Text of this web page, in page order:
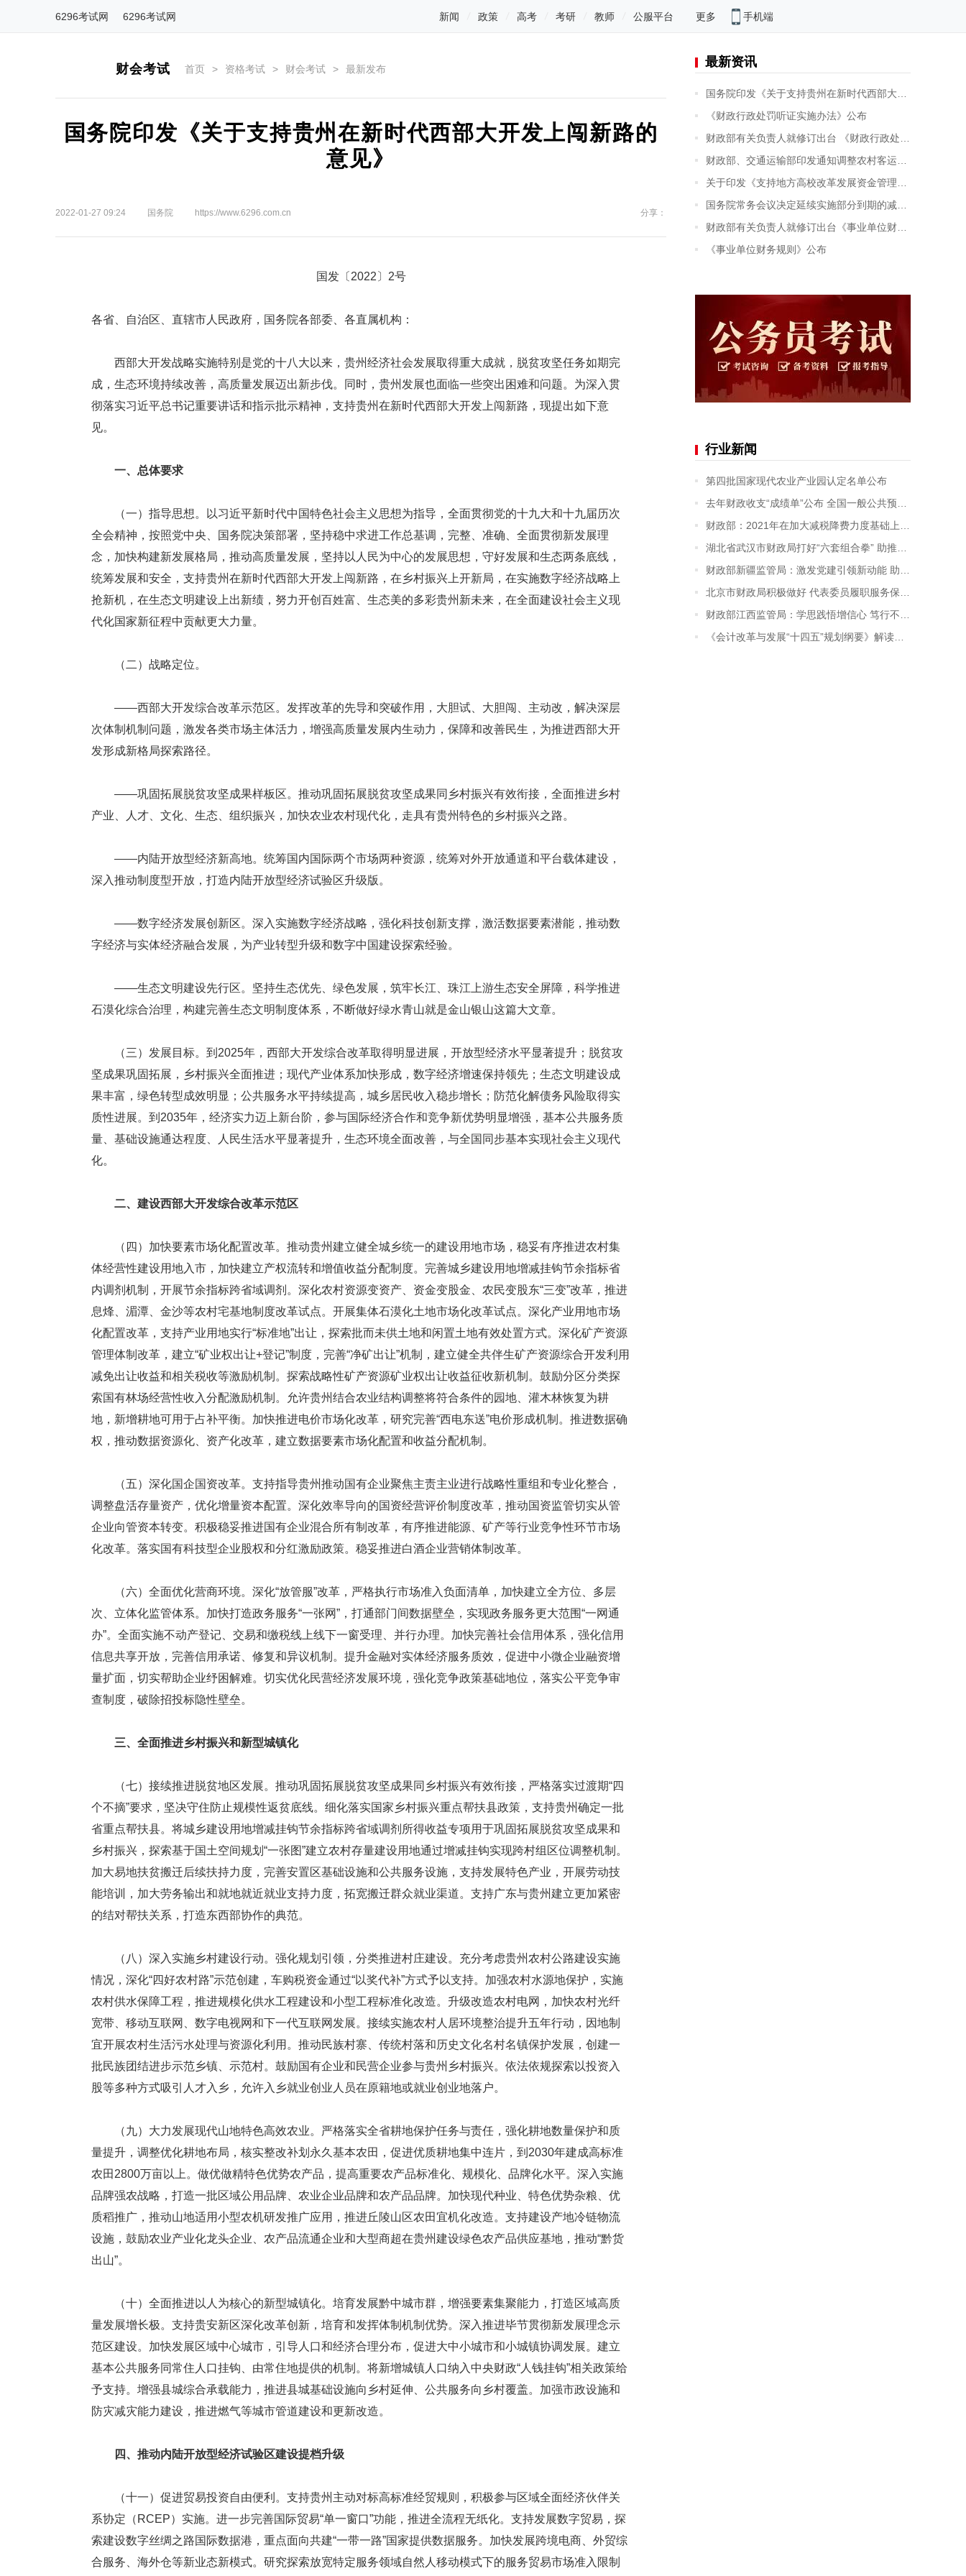
6296考试网 6296考试网 新闻 政策 高考 考研 教师 公服平台 更多 手机端
财会考试 首页 > 资格考试 > 财会考试 > 最新发布
国务院印发《关于支持贵州在新时代西部大开发上闯新路的
意见》
2022-01-27 09:24 国务院 https://www.6296.com.cn 分享：
国发〔2022〕2号
各省、自治区、直辖市人民政府，国务院各部委、各直属机构：
西部大开发战略实施特别是党的十八大以来，贵州经济社会发展取得重大成就，脱贫攻坚任务如期完
成，生态环境持续改善，高质量发展迈出新步伐。同时，贵州发展也面临一些突出困难和问题。为深入贯
彻落实习近平总书记重要讲话和指示批示精神，支持贵州在新时代西部大开发上闯新路，现提出如下意
见。
一、总体要求
（一）指导思想。以习近平新时代中国特色社会主义思想为指导，全面贯彻党的十九大和十九届历次
全会精神，按照党中央、国务院决策部署，坚持稳中求进工作总基调，完整、准确、全面贯彻新发展理
念，加快构建新发展格局，推动高质量发展，坚持以人民为中心的发展思想，守好发展和生态两条底线，
统筹发展和安全，支持贵州在新时代西部大开发上闯新路，在乡村振兴上开新局，在实施数字经济战略上
抢新机，在生态文明建设上出新绩，努力开创百姓富、生态美的多彩贵州新未来，在全面建设社会主义现
代化国家新征程中贡献更大力量。
（二）战略定位。
——西部大开发综合改革示范区。发挥改革的先导和突破作用，大胆试、大胆闯、主动改，解决深层
次体制机制问题，激发各类市场主体活力，增强高质量发展内生动力，保障和改善民生，为推进西部大开
发形成新格局探索路径。
——巩固拓展脱贫攻坚成果样板区。推动巩固拓展脱贫攻坚成果同乡村振兴有效衔接，全面推进乡村
产业、人才、文化、生态、组织振兴，加快农业农村现代化，走具有贵州特色的乡村振兴之路。
——内陆开放型经济新高地。统筹国内国际两个市场两种资源，统筹对外开放通道和平台载体建设，
深入推动制度型开放，打造内陆开放型经济试验区升级版。
——数字经济发展创新区。深入实施数字经济战略，强化科技创新支撑，激活数据要素潜能，推动数
字经济与实体经济融合发展，为产业转型升级和数字中国建设探索经验。
——生态文明建设先行区。坚持生态优先、绿色发展，筑牢长江、珠江上游生态安全屏障，科学推进
石漠化综合治理，构建完善生态文明制度体系，不断做好绿水青山就是金山银山这篇大文章。
（三）发展目标。到2025年，西部大开发综合改革取得明显进展，开放型经济水平显著提升；脱贫攻
坚成果巩固拓展，乡村振兴全面推进；现代产业体系加快形成，数字经济增速保持领先；生态文明建设成
果丰富，绿色转型成效明显；公共服务水平持续提高，城乡居民收入稳步增长；防范化解债务风险取得实
质性进展。到2035年，经济实力迈上新台阶，参与国际经济合作和竞争新优势明显增强，基本公共服务质
量、基础设施通达程度、人民生活水平显著提升，生态环境全面改善，与全国同步基本实现社会主义现代
化。
二、建设西部大开发综合改革示范区
（四）加快要素市场化配置改革。推动贵州建立健全城乡统一的建设用地市场，稳妥有序推进农村集
体经营性建设用地入市，加快建立产权流转和增值收益分配制度。完善城乡建设用地增减挂钩节余指标省
内调剂机制，开展节余指标跨省域调剂。深化农村资源变资产、资金变股金、农民变股东“三变”改革，推进
息烽、湄潭、金沙等农村宅基地制度改革试点。开展集体石漠化土地市场化改革试点。深化产业用地市场
化配置改革，支持产业用地实行“标准地”出让，探索批而未供土地和闲置土地有效处置方式。深化矿产资源
管理体制改革，建立“矿业权出让+登记”制度，完善“净矿出让”机制，建立健全共伴生矿产资源综合开发利用
减免出让收益和相关税收等激励机制。探索战略性矿产资源矿业权出让收益征收新机制。鼓励分区分类探
索国有林场经营性收入分配激励机制。允许贵州结合农业结构调整将符合条件的园地、灌木林恢复为耕
地，新增耕地可用于占补平衡。加快推进电价市场化改革，研究完善“西电东送”电价形成机制。推进数据确
权，推动数据资源化、资产化改革，建立数据要素市场化配置和收益分配机制。
（五）深化国企国资改革。支持指导贵州推动国有企业聚焦主责主业进行战略性重组和专业化整合，
调整盘活存量资产，优化增量资本配置。深化效率导向的国资经营评价制度改革，推动国资监管切实从管
企业向管资本转变。积极稳妥推进国有企业混合所有制改革，有序推进能源、矿产等行业竞争性环节市场
化改革。落实国有科技型企业股权和分红激励政策。稳妥推进白酒企业营销体制改革。
（六）全面优化营商环境。深化“放管服”改革，严格执行市场准入负面清单，加快建立全方位、多层
次、立体化监管体系。加快打造政务服务“一张网”，打通部门间数据壁垒，实现政务服务更大范围“一网通
办”。全面实施不动产登记、交易和缴税线上线下一窗受理、并行办理。加快完善社会信用体系，强化信用
信息共享开放，完善信用承诺、修复和异议机制。提升金融对实体经济服务质效，促进中小微企业融资增
量扩面，切实帮助企业纾困解难。切实优化民营经济发展环境，强化竞争政策基础地位，落实公平竞争审
查制度，破除招投标隐性壁垒。
三、全面推进乡村振兴和新型城镇化
（七）接续推进脱贫地区发展。推动巩固拓展脱贫攻坚成果同乡村振兴有效衔接，严格落实过渡期“四
个不摘”要求，坚决守住防止规模性返贫底线。细化落实国家乡村振兴重点帮扶县政策，支持贵州确定一批
省重点帮扶县。将城乡建设用地增减挂钩节余指标跨省域调剂所得收益专项用于巩固拓展脱贫攻坚成果和
乡村振兴，探索基于国土空间规划“一张图”建立农村存量建设用地通过增减挂钩实现跨村组区位调整机制。
加大易地扶贫搬迁后续扶持力度，完善安置区基础设施和公共服务设施，支持发展特色产业，开展劳动技
能培训，加大劳务输出和就地就近就业支持力度，拓宽搬迁群众就业渠道。支持广东与贵州建立更加紧密
的结对帮扶关系，打造东西部协作的典范。
（八）深入实施乡村建设行动。强化规划引领，分类推进村庄建设。充分考虑贵州农村公路建设实施
情况，深化“四好农村路”示范创建，车购税资金通过“以奖代补”方式予以支持。加强农村水源地保护，实施
农村供水保障工程，推进规模化供水工程建设和小型工程标准化改造。升级改造农村电网，加快农村光纤
宽带、移动互联网、数字电视网和下一代互联网发展。接续实施农村人居环境整治提升五年行动，因地制
宜开展农村生活污水处理与资源化利用。推动民族村寨、传统村落和历史文化名村名镇保护发展，创建一
批民族团结进步示范乡镇、示范村。鼓励国有企业和民营企业参与贵州乡村振兴。依法依规探索以投资入
股等多种方式吸引人才入乡，允许入乡就业创业人员在原籍地或就业创业地落户。
（九）大力发展现代山地特色高效农业。严格落实全省耕地保护任务与责任，强化耕地数量保护和质
量提升，调整优化耕地布局，核实整改补划永久基本农田，促进优质耕地集中连片，到2030年建成高标准
农田2800万亩以上。做优做精特色优势农产品，提高重要农产品标准化、规模化、品牌化水平。深入实施
品牌强农战略，打造一批区域公用品牌、农业企业品牌和农产品品牌。加快现代种业、特色优势杂粮、优
质稻推广，推动山地适用小型农机研发推广应用，推进丘陵山区农田宜机化改造。支持建设产地冷链物流
设施，鼓励农业产业化龙头企业、农产品流通企业和大型商超在贵州建设绿色农产品供应基地，推动“黔货
出山”。
（十）全面推进以人为核心的新型城镇化。培育发展黔中城市群，增强要素集聚能力，打造区域高质
量发展增长极。支持贵安新区深化改革创新，培育和发挥体制机制优势。深入推进毕节贯彻新发展理念示
范区建设。加快发展区域中心城市，引导人口和经济合理分布，促进大中小城市和小城镇协调发展。建立
基本公共服务同常住人口挂钩、由常住地提供的机制。将新增城镇人口纳入中央财政“人钱挂钩”相关政策给
予支持。增强县城综合承载能力，推进县城基础设施向乡村延伸、公共服务向乡村覆盖。加强市政设施和
防灾减灾能力建设，推进燃气等城市管道建设和更新改造。
四、推动内陆开放型经济试验区建设提档升级
（十一）促进贸易投资自由便利。支持贵州主动对标高标准经贸规则，积极参与区域全面经济伙伴关
系协定（RCEP）实施。进一步完善国际贸易“单一窗口”功能，推进全流程无纸化。支持发展数字贸易，探
索建设数字丝绸之路国际数据港，重点面向共建“一带一路”国家提供数据服务。加快发展跨境电商、外贸综
合服务、海外仓等新业态新模式。研究探索放宽特定服务领域自然人移动模式下的服务贸易市场准入限制
最新资讯
国务院印发《关于支持贵州在新时代西部大开发上闯新路的意见》
《财政行政处罚听证实施办法》公布
财政部有关负责人就修订出台 《财政行政处罚听证实施办法》答记者问
财政部、交通运输部印发通知调整农村客运、出租车油价补贴政策
关于印发《支持地方高校改革发展资金管理办法》的通知
国务院常务会议决定延续实施部分到期的减税降费政策 支持企业纾困和发展
财政部有关负责人就修订出台《事业单位财务规则》答记者问
《事业单位财务规则》公布
行业新闻
第四批国家现代农业产业园认定名单公布
去年财政收支“成绩单”公布 全国一般公共预算收入突破二十万亿元
财政部：2021年在加大减税降费力度基础上实现财政超收
湖北省武汉市财政局打好“六套组合拳” 助推资产管理提质增效
财政部新疆监管局：激发党建引领新动能 助推财政监管新发展
北京市财政局积极做好 代表委员履职服务保障纪实
财政部江西监管局：学思践悟增信心 笃行不怠促发展
《会计改革与发展“十四五”规划纲要》解读之四